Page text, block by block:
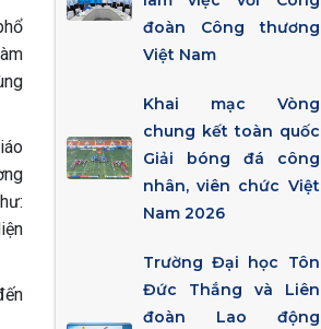
đoàn Công thương
Việt Nam
Khai mạc Vòng
chung kết toàn quốc
Giải bóng đá công
nhân, viên chức Việt
Nam 2026
Trường Đại học Tôn
Đức Thắng và Liên
đoàn Lao động